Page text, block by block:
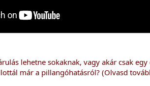
lehetne sokaknak, vagy akár csak
már a pillangóhatásról? (Olvasd